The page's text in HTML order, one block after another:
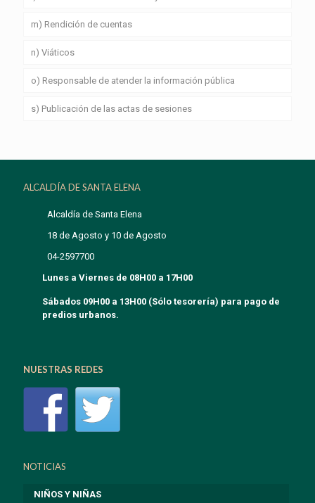
m) Rendición de cuentas
n) Viáticos
o) Responsable de atender la información pública
s) Publicación de las actas de sesiones
ALCALDÍA DE SANTA ELENA
Alcaldía de Santa Elena
18 de Agosto y 10 de Agosto
04-2597700
Lunes a Viernes de 08H00 a 17H00
Sábados 09H00 a 13H00 (Sólo tesorería) para pago de
predios urbanos.
NUESTRAS REDES
NOTICIAS
NIÑOS Y NIÑAS